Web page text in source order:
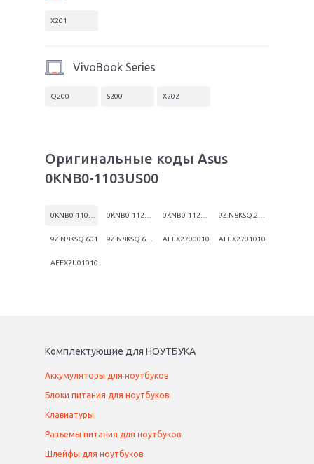
X201
VivoBook Series
Q200 S200 X202
Оригинальные коды Asus
0KNB0-1103US00
9Z.N8KSQ.601 AEEX2700010 AEEX2701010
AEEX2U01010
Комплектующие для НОУТБУКА
Аккумуляторы для ноутбуков
Блоки питания для ноутбуков
Клавиатуры
Разъемы питания для ноутбуков
Шлейфы для ноутбуков